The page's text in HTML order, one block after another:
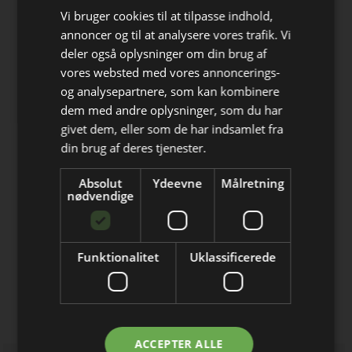
Bliv opdateret hver dag
Få de vigtigste nyheder om
byggebranchen
direkte i din indbakke
Jeg modtager allerede
Wallmann
Kvalitetsgulve og No Noise underlag
DAFA
Stærkt sortiment til tætning,
dæmpning og beskyttelse
Zarges
Stiger og stilladser i aluminium
Volkswagen Skandinavisk Motor
Vi forstår vigtigheden af en bil, du kan
regne med.
FlotteGulve.dk a/s
Salg og montering •••• Siden 1997 |
Prisgaranti
Vi bruger cookies til at tilpasse indhold,
annoncer og til at analysere vores trafik. Vi
deler også oplysninger om din brug af
vores websted med vores annoncerings-
og analysepartnere, som kan kombinere
dem med andre oplysninger, som du har
givet dem, eller som de har indsamlet fra
din brug af deres tjenester.
Absolut
nødvendige
Ydeevne Målretning
Funktionalitet Uklassificerede
ACCEPTER ALLE